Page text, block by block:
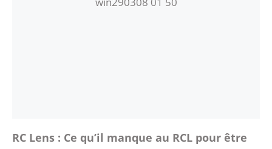
RC Lens : Ce qu’il manque au RCL pour être